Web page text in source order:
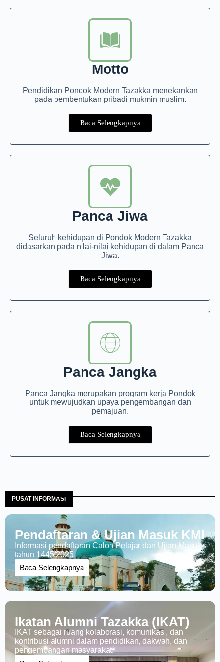
di Apel Tahunan 2026
2026
22 July 2026
Motto
Pendidikan Pondok Modern Tazakka menekankan
pada pembentukan pribadi mukmin muslim.
Baca Selengkapnya
Panca Jiwa
Seluruh kehidupan di Pondok Modern Tazakka
didasarkan pada nilai-nilai kehidupan di dalam Panca
Jiwa.
Baca Selengkapnya
Panca Jangka
Panca Jangka merupakan program kerja Pondok
untuk mewujudkan upaya pengembangan dan
pemajuan.
Baca Selengkapnya
PUSAT INFORMASI
Pendaftaran & Ujian Masuk KMI
Informasi pendaftaran Calon Pelajar dan Ujian Masuk
tahun 1445/2025
Baca Selengkapnya
Ikatan Alumni Tazakka (IKAT)
IKAT sebagai ruang kolaborasi, komunikasi, dan
kontribusi alumni dalam pendidikan, dakwah, dan
pengembangan masyarakat.